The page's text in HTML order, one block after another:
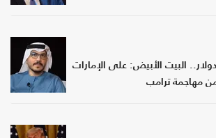
دولار.. البيت الأبيض: على الإمارات
من مهاجمة ترامب